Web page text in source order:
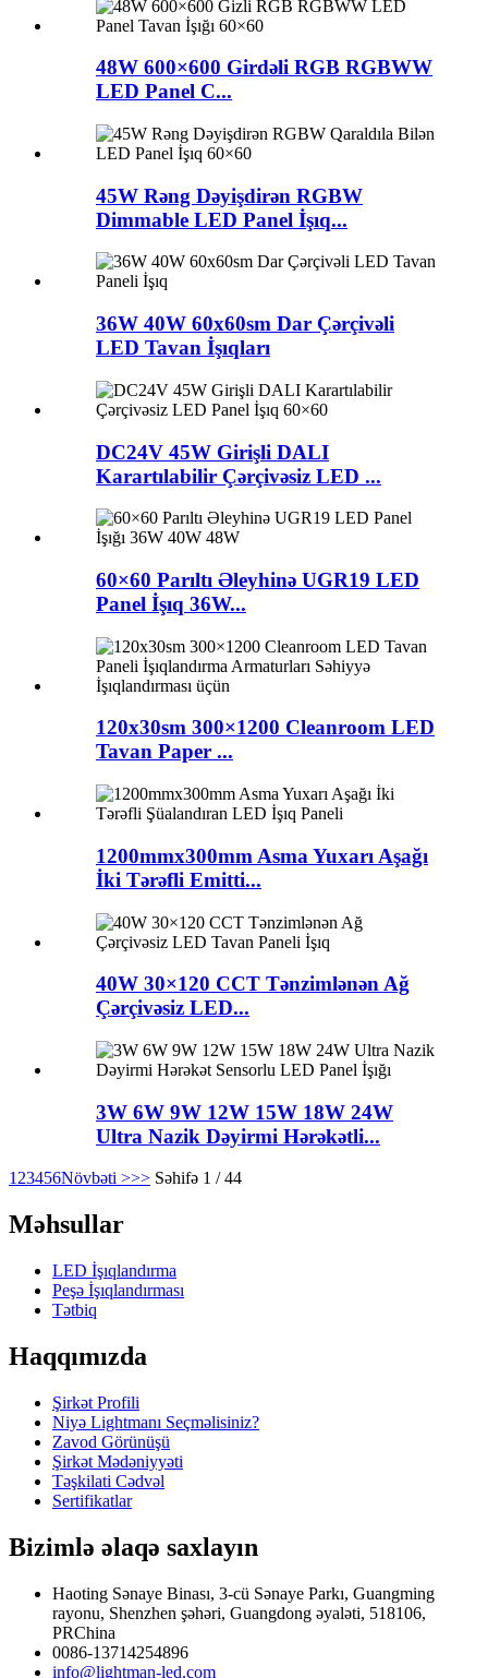
48W 600×600 Girdəli RGB RGBWW
LED Panel C...
45W Rəng Dəyişdirən RGBW
Dimmable LED Panel İşıq...
36W 40W 60x60sm Dar Çərçivəli
LED Tavan İşıqları
DC24V 45W Girişli DALI
Karartılabilir Çərçivəsiz LED ...
60×60 Parıltı Əleyhinə UGR19 LED
Panel İşıq 36W...
120x30sm 300×1200 Cleanroom LED
Tavan Paper ...
1200mmx300mm Asma Yuxarı Aşağı
İki Tərəfli Emitti...
40W 30×120 CCT Tənzimlənən Ağ
Çərçivəsiz LED...
3W 6W 9W 12W 15W 18W 24W
Ultra Nazik Dəyirmi Hərəkətli...
123456Növbəti >>> Səhifə 1 / 44
Məhsullar
LED İşıqlandırma
Peşə İşıqlandırması
Tətbiq
Haqqımızda
Şirkət Profili
Niyə Lightmanı Seçməlisiniz?
Zavod Görünüşü
Şirkət Mədəniyyəti
Təşkilati Cədvəl
Sertifikatlar
Bizimlə əlaqə saxlayın
Haoting Sənaye Binası, 3-cü Sənaye Parkı, Guangming
rayonu, Shenzhen şəhəri, Guangdong əyaləti, 518106,
PRChina
0086-13714254896
info@lightman-led.com